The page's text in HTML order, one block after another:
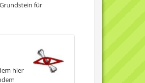
für
hier